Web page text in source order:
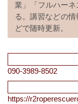
業」「フルハー
る。講習などの
どで随時更新。
090-3989-8502
https://